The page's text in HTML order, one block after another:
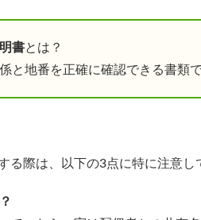
書とは？
と地番を正確に確認できる書類で
る際は、以下の3点に特に注意し